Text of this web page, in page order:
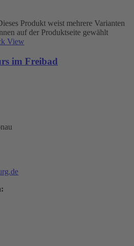
Produkt weist mehrere Varianten
auf der Produktseite gewählt
View
im Freibad